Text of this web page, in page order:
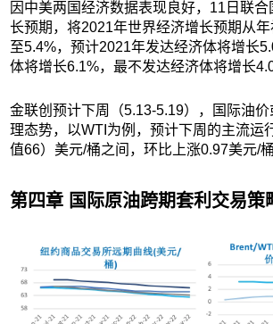
因中美两国经济数据表现良好，11日联
长预期，将2021年世界经济增长预期从
至5.4%，预计2021年发达经济体将增长
体将增长6.1%，最不发达经济体将增长
金联创预计下周（5.13-5.19），国际油
理态势，以WTI为例，预计下周的主流运
值66）美元/桶之间，环比上涨0.97美元/桶
第四章 国际原油跨期套利交易策